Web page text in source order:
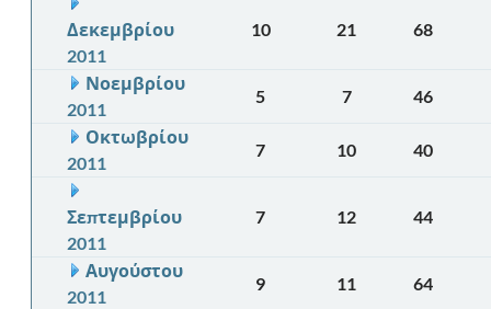
Δεκεμβρίου
2011
10 21 68
Νοεμβρίου
2011
5 7
46
Οκτωβρίου
2011
7 10 40
Σεπτεμβρίου
2011
7 12 44
Αυγούστου
2011
9 11
64